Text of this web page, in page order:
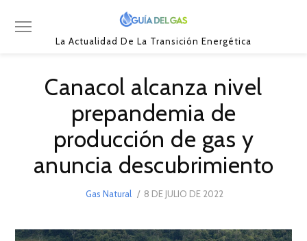
La Actualidad De La Transición Energética
Canacol alcanza nivel
prepandemia de
producción de gas y
anuncia descubrimiento
Gas Natural
POSTED
8 DE JULIO DE 2022
DE